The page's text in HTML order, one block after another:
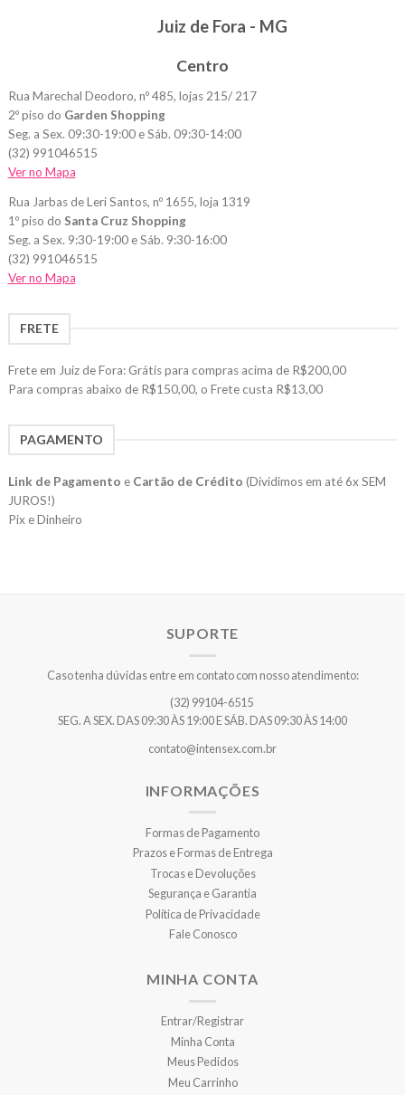
Juiz de Fora - MG
Centro
Rua Marechal Deodoro, nº 485, lojas 215/ 217
2º piso do Garden Shopping
Seg. a Sex. 09:30-19:00 e Sáb. 09:30-14:00
(32) 991046515
Ver no Mapa
Rua Jarbas de Leri Santos, nº 1655, loja 1319
1º piso do Santa Cruz Shopping
Seg. a Sex. 9:30-19:00 e Sáb. 9:30-16:00
(32) 991046515
Ver no Mapa
FRETE
Frete em Juiz de Fora: Grátis para compras acima de R$200,00
Para compras abaixo de R$150,00, o Frete custa R$13,00
PAGAMENTO
Link de Pagamento e Cartão de Crédito (Dividimos em até 6x SEM
JUROS!)
Pix e Dinheiro
SUPORTE
Caso tenha dúvidas entre em contato com nosso atendimento:
(32) 99104-6515
SEG. A SEX. DAS 09:30 ÀS 19:00 E SÁB. DAS 09:30 ÀS 14:00
contato@intensex.com.br
INFORMAÇÕES
Formas de Pagamento
Prazos e Formas de Entrega
Trocas e Devoluções
Segurança e Garantia
Política de Privacidade
Fale Conosco
MINHA CONTA
Entrar/Registrar
Minha Conta
Meus Pedidos
Meu Carrinho